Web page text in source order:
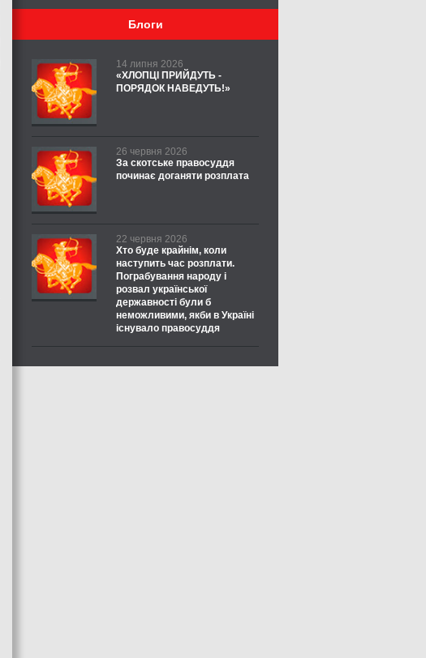
Блоги
14 липня 2026
«ХЛОПЦІ ПРИЙДУТЬ -
ПОРЯДОК НАВЕДУТЬ!»
26 червня 2026
За скотське правосуддя
починає доганяти розплата
22 червня 2026
Хто буде крайнім, коли
наступить час розплати.
Пограбування народу і
розвал української
державності були б
неможливими, якби в Україні
існувало правосуддя